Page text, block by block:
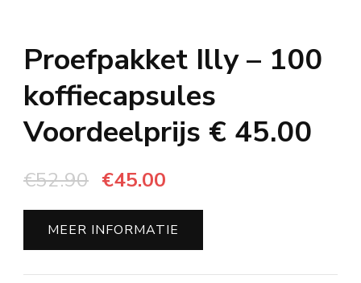
Proefpakket Illy – 100
koffiecapsules
Voordeelprijs € 45.00
€52.90 Oorspronkelijke
prijs
was:
€52.90.
€45.00
prijs
is:
€45.00.
MEER INFORMATIE